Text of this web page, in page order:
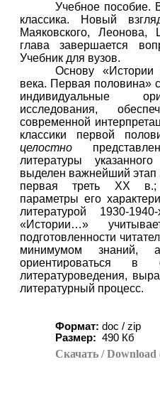
Учебное пособие.
классика. Новый
Маяковского,
глава завершается
Учебник для вузов.
Основу «Истории
века. Первая половина»
индивидуальные
исследования,
современной
классики первой
целостно
литературы
выделен важнейший этап
первая треть ХХ в.;
параметры его
литературой 1930-
«Истории…»
подготовленности
минимумом знаний,
ориентироваться в
литературоведения,
литературный процесс.
Формат: doc / zip
Размер: 490 Кб
Скачать / Download